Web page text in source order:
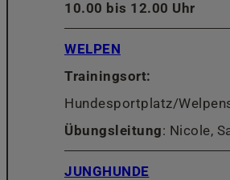
10.00 bis 12.00 Uhr
WELPEN
Trainingsort:
Hundesportplatz/
Übungsleitung: Nicole,
JUNGHUNDE